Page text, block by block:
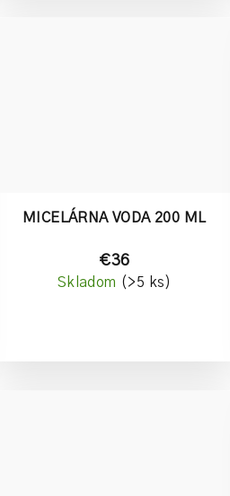
MICELÁRNA VODA 200 ML
€36
Skladom (>5 ks)